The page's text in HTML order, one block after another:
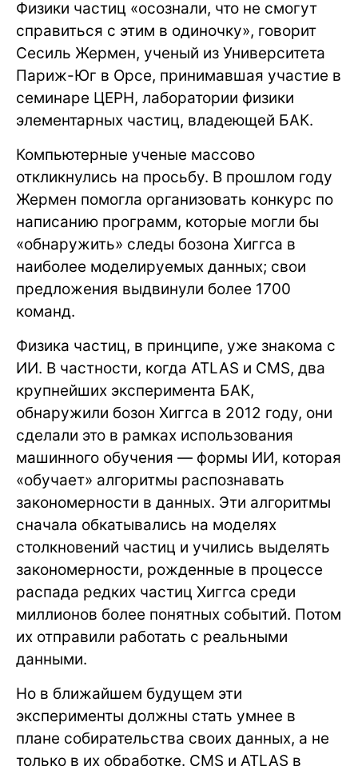
Физики частиц «осознали, что не смогут
справиться с этим в одиночку», говорит
Сесиль Жермен, ученый из Университета
Париж-Юг в Орсе, принимавшая участие в
семинаре ЦЕРН, лаборатории физики
элементарных частиц, владеющей БАК.
Компьютерные ученые массово
откликнулись на просьбу. В прошлом году
Жермен помогла организовать конкурс по
написанию программ, которые могли бы
«обнаружить» следы бозона Хиггса в
наиболее моделируемых данных; свои
предложения выдвинули более 1700
команд.
Физика частиц, в принципе, уже знакома с
ИИ. В частности, когда ATLAS и CMS, два
крупнейших эксперимента БАК,
обнаружили бозон Хиггса в 2012 году, они
сделали это в рамках использования
машинного обучения — формы ИИ, которая
«обучает» алгоритмы распознавать
закономерности в данных. Эти алгоритмы
сначала обкатывались на моделях
столкновений частиц и учились выделять
закономерности, рожденные в процессе
распада редких частиц Хиггса среди
миллионов более понятных событий. Потом
их отправили работать с реальными
данными.
Но в ближайшем будущем эти
эксперименты должны стать умнее в
плане собирательства своих данных, а не
только в их обработке. CMS и ATLAS в